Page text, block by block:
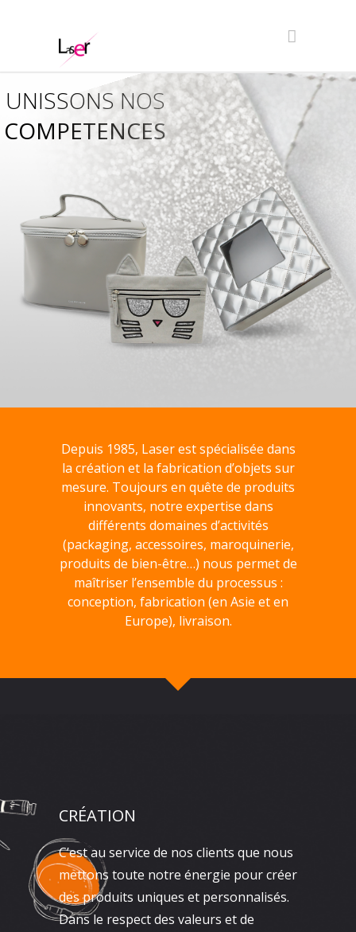
COMPETENCES
UNISSONS NOS
Depuis 1985, Laser est spécialisée dans
la création et la fabrication d’objets sur
mesure. Toujours en quête de produits
innovants, notre expertise dans
différents domaines d’activités
(packaging, accessoires, maroquinerie,
produits de bien-être…) nous permet de
maîtriser l’ensemble du processus :
conception, fabrication (en Asie et en
Europe), livraison.
CRÉATION
C’est au service de nos clients que nous
mettons toute notre énergie pour créer
des produits uniques et personnalisés.
Dans le respect des valeurs et de